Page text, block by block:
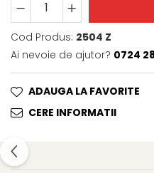
Cod Produs: 2504 Z
Ai nevoie de ajutor? 0724
ADAUGA LA FAVORITE
CERE INFORMATII